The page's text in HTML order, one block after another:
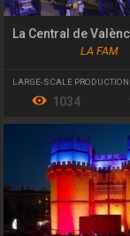
LA FAM
LARGE-SCALE
1034